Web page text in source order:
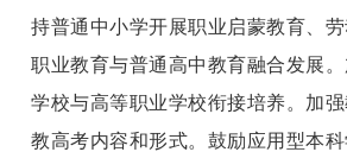
持普通中小学开展职业启蒙教育、
职业教育与普通高中教育融合发展
学校与高等职业学校衔接培养。加
教高考内容和形式。鼓励应用型本